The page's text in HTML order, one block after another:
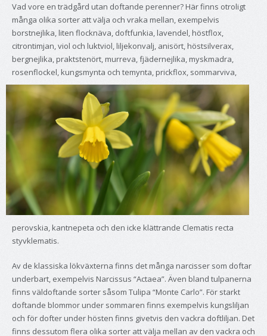
Vad vore en trädgård utan doftande perenner? Här finns otroligt
många olika sorter att välja och vraka mellan, exempelvis
borstnejlika, liten flocknäva, doftfunkia, lavendel, höstflox,
citrontimjan, viol och luktviol, liljekonvalj, anisört, höstsilverax,
bergnejlika, praktstenört, murreva, fjädernejlika, myskmadra,
rosenflockel, kungsmynta och temynta, prickflox, sommarviva,
perovskia, kantnepeta och den icke klättrande Clematis recta
styvklematis.
Av de klassiska lökväxterna finns det många narcisser som doftar
underbart, exempelvis Narcissus “Actaea”. Även bland tulpanerna
finns väldoftande sorter såsom Tulipa “Monte Carlo”. För starkt
doftande blommor under sommaren finns exempelvis kungsliljan
och för dofter under hösten finns givetvis den vackra doftliljan. Det
finns dessutom flera olika sorter att välja mellan av den vackra och